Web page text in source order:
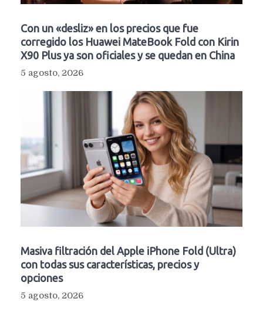
Con un «desliz» en los precios que fue
corregido los Huawei MateBook Fold con Kirin
X90 Plus ya son oficiales y se quedan en China
5 agosto, 2026
Masiva filtración del Apple iPhone Fold (Ultra)
con todas sus características, precios y
opciones
5 agosto, 2026